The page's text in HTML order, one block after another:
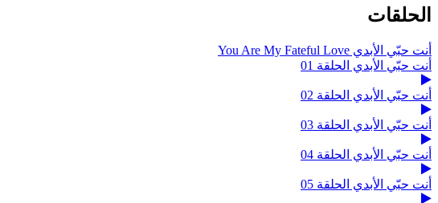
الحلقات
أنت حبّي الأبدي You Are My Fateful Love
أنت حبّي الأبدي الحلقة 01
أنت حبّي الأبدي الحلقة 02
أنت حبّي الأبدي الحلقة 03
أنت حبّي الأبدي الحلقة 04
أنت حبّي الأبدي الحلقة 05